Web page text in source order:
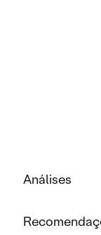
Análises